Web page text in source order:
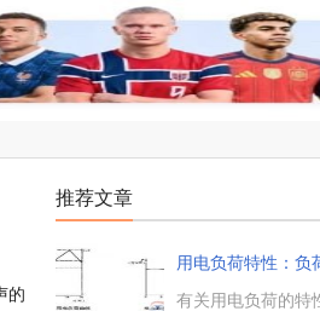
的
推荐文章
用电负荷特性：负
率
有关用电负荷的特